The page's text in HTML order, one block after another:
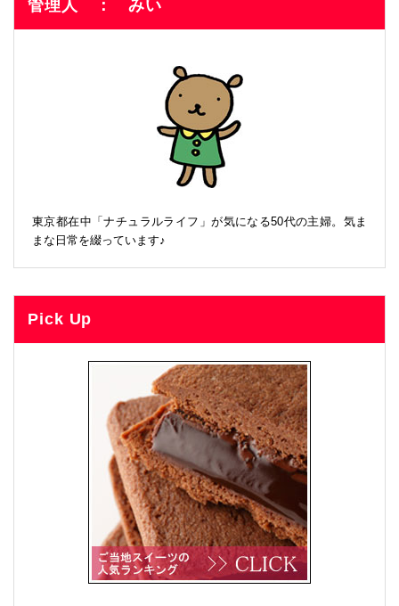
管理人 ： みい
東京都在中「ナチュラルライフ」が気になる50代の主婦。気ま
まな日常を綴っています♪
Pick Up